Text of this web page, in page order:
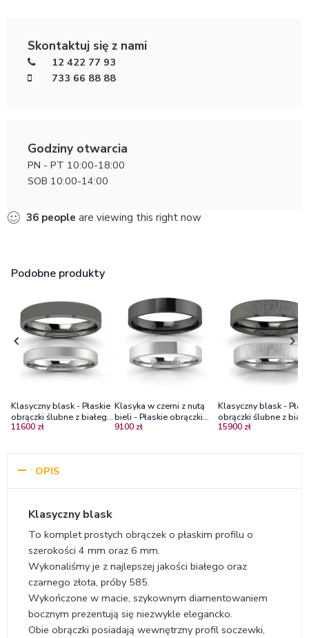
Skontaktuj się z nami
12 422 77 93
733 66 88 88
Godziny otwarcia
PN - PT 10:00-18:00
SOB 10:00-14:00
36 people are viewing this right now
Podobne produkty
Klasyczny blask - Płaskie
obrączki ślubne z białego
i czarnego złota, 3.5 mm
11600 zł
Klasyka w czerni z nutą
bieli - Płaskie obrączki
ślubne z białego i
9100 zł
Klasyczny blask -
obrączki ślubne z
i czarnego złota, 4mm;
15900 zł
OPIS
Klasyczny blask
To komplet prostych obrączek o płaskim profilu o
szerokości 4 mm oraz 6 mm.
Wykonaliśmy je z najlepszej jakości białego oraz
czarnego złota, próby 585.
Wykończone w macie, szykownym diamentowaniem
bocznym prezentują się niezwykle elegancko.
Obie obrączki posiadają wewnętrzny profil soczewki,